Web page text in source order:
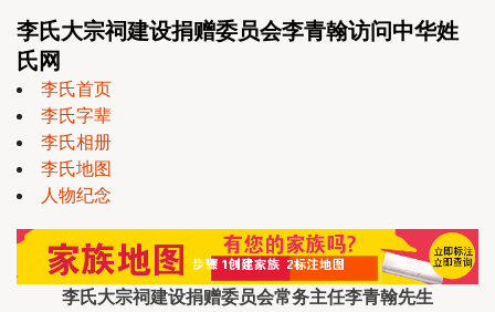
李氏大宗祠建设捐赠委员会李青翰访问中华姓
氏网
李氏首页
李氏字辈
李氏相册
李氏地图
人物纪念
李氏大宗祠建设捐赠委员会常务主任李青翰先生